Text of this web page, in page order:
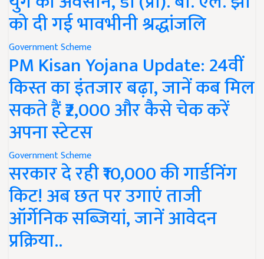
को दी गई भावभीनी श्रद्धांजलि
Government Scheme
PM Kisan Yojana Update: 24वीं
किस्त का इंतजार बढ़ा, जानें कब मिल
सकते हैं ₹2,000 और कैसे चेक करें
अपना स्टेटस
Government Scheme
सरकार दे रही ₹10,000 की गार्डनिंग
किट! अब छत पर उगाएं ताजी
ऑर्गेनिक सब्जियां, जानें आवेदन
प्रक्रिया..